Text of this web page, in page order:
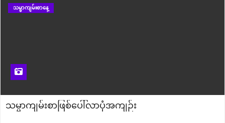
သမ္မာကျမ်းစာနေ့
သမ္မာကျမ်းစာဖြစ်ပေါ်လာပုံအကျဉ်း